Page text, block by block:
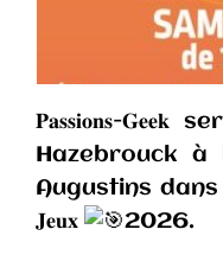
𝐏𝐚𝐬𝐬𝐢𝐨𝐧𝐬-
Hazebrouck à
Augustins
𝐉𝐞𝐮𝐱
2026.